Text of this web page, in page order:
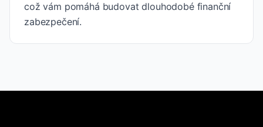
což vám pomáhá budovat dlouhodobé finanční
zabezpečení.